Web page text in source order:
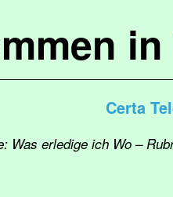
Certa
Was erledige ich Wo –